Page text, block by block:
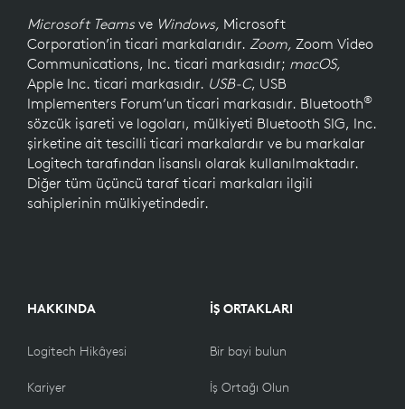
Microsoft Teamsve Windows, Microsoft
Corporation’in ticari markalarıdır. Zoom, Zoom Video
Communications, Inc. ticari markasıdır; macOS,
Apple Inc. ticari markasıdır. USB-C, USB
Implementers Forum’un ticari markasıdır. Bluetooth®
sözcük işareti ve logoları, mülkiyeti Bluetooth SIG, Inc.
şirketine ait tescilli ticari markalardır ve bu markalar
Logitech tarafından lisanslı olarak kullanılmaktadır.
Diğer tüm üçüncü taraf ticari markaları ilgili
sahiplerinin mülkiyetindedir.
HAKKINDA
Logitech Hikâyesi
Kariyer
İŞ ORTAKLARI
Bir bayi bulun
İş Ortağı Olun